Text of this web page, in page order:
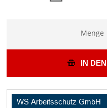
Menge
IN